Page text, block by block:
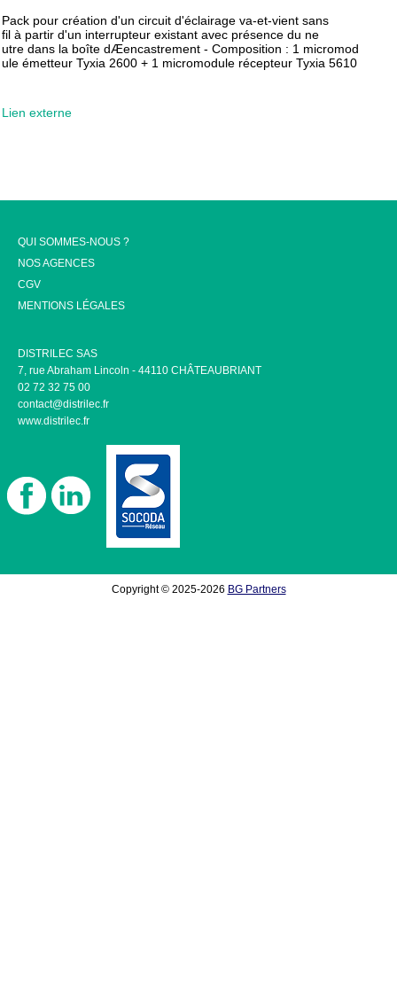
Pack pour création d'un circuit d'éclairage va-et-vient sans
fil à partir d'un interrupteur existant avec présence du ne
utre dans la boîte dÆencastrement - Composition : 1 micromod
ule émetteur Tyxia 2600 + 1 micromodule récepteur Tyxia 5610
Lien externe
QUI SOMMES-NOUS ?
NOS AGENCES
CGV
MENTIONS LÉGALES
DISTRILEC SAS
7, rue Abraham Lincoln - 44110 CHÂTEAUBRIANT
02 72 32 75 00
contact@distrilec.fr
www.distrilec.fr
Copyright © 2025-2026 BG Partners